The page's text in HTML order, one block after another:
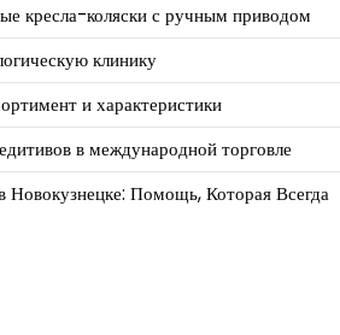
кресла-коляски с ручным приводом
клинику
и характеристики
в международной торговле
Новокузнецке: Помощь, Которая Всегда